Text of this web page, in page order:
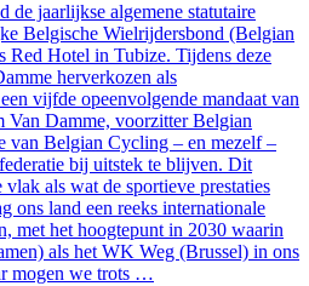
de jaarlijkse algemene statutaire
Belgische Wielrijdersbond (Belgian
Red Hotel in Tubize. Tijdens deze
herverkozen als
vijfde opeenvolgende mandaat van
Van Damme, voorzitter Belgian
van Belgian Cycling – en mezelf –
bij uitstek te blijven. Dit
als wat de sportieve prestaties
ons land een reeks internationale
met het hoogtepunt in 2030 waarin
als het WK Weg (Brussel) in ons
mogen we trots …